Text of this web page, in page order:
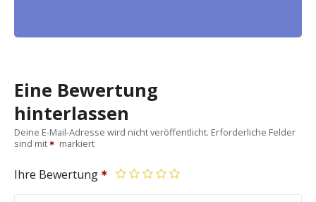
Eine Bewertung
hinterlassen
Deine E-Mail-Adresse wird nicht veröffentlicht. Erforderliche Felder
sind mit
markiert
Ihre Bewertung